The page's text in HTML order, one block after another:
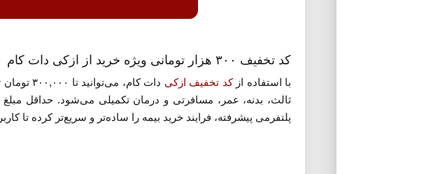
کد تخفیف ۳۰۰ هزار تومانی ویژه خرید از ازکی دات کام
با استفاده ازکد تخفیف ازکی
دات
پلتفرمی پیشرفته، فرایند خرید بیمه را ساده‌تر و سریع‌تر کرده تا
بهترین گزینه را انتخاب کرده و با استفاده از کد تخفیف، مبلغ